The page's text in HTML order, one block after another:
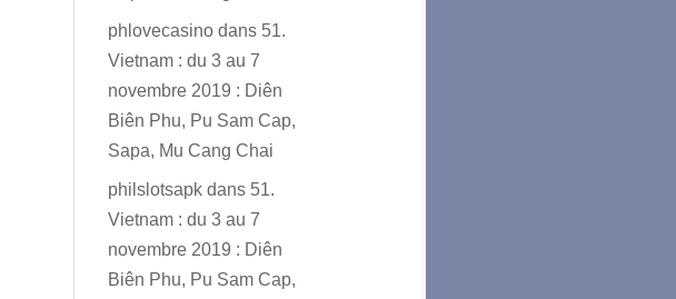
phlovecasino dans 51.
Vietnam : du 3 au 7
novembre 2019 : Diên
Biên Phu, Pu Sam Cap,
Sapa, Mu Cang Chai
philslotsapk dans 51.
Vietnam : du 3 au 7
novembre 2019 : Diên
Biên Phu, Pu Sam Cap,